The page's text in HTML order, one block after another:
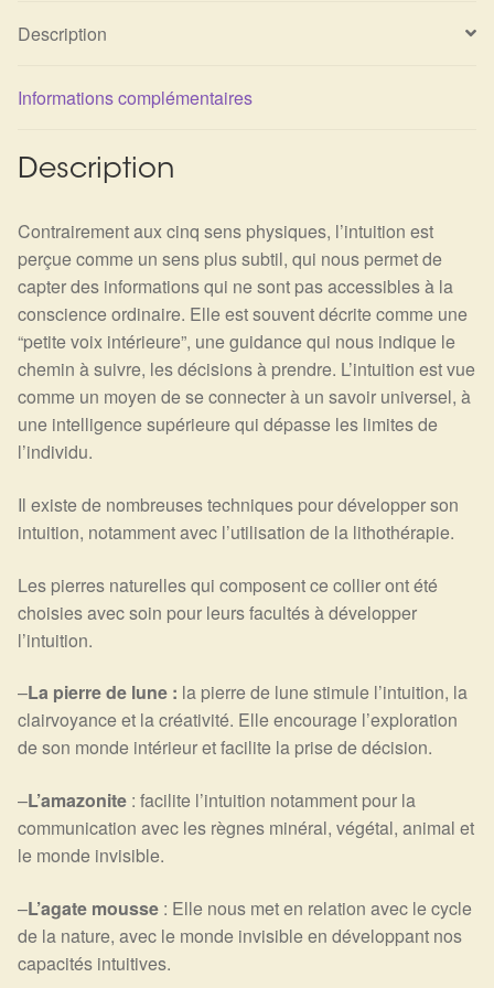
Description
Informations complémentaires
Description
Contrairement aux cinq sens physiques, l’intuition est
perçue comme un sens plus subtil, qui nous permet de
capter des informations qui ne sont pas accessibles à la
conscience ordinaire. Elle est souvent décrite comme une
“petite voix intérieure”, une guidance qui nous indique le
chemin à suivre, les décisions à prendre. L’intuition est vue
comme un moyen de se connecter à un savoir universel, à
une intelligence supérieure qui dépasse les limites de
l’individu.
Il existe de nombreuses techniques pour développer son
intuition, notamment avec l’utilisation de la lithothérapie.
Les pierres naturelles qui composent ce collier ont été
choisies avec soin pour leurs facultés à développer
l’intuition.
–La pierre de lune : la pierre de lune stimule l’intuition, la
clairvoyance et la créativité. Elle encourage l’exploration
de son monde intérieur et facilite la prise de décision.
–L’amazonite : facilite l’intuition notamment pour la
communication avec les règnes minéral, végétal, animal et
le monde invisible.
–L’agate mousse : Elle nous met en relation avec le cycle
de la nature, avec le monde invisible en développant nos
capacités intuitives.